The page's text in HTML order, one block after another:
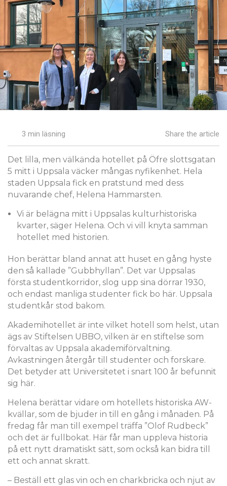
3 min läsning Share the article
Det lilla, men välkända hotellet på Öfre slottsgatan
5 mitt i Uppsala väcker mångas nyfikenhet. Hela
staden Uppsala fick en pratstund med dess
nuvarande chef, Helena Hammarsten.
Vi är belägna mitt i Uppsalas kulturhistoriska
kvarter, säger Helena. Och vi vill knyta samman
hotellet med historien.
Hon berättar bland annat att huset en gång hyste
den så kallade ”Gubbhyllan”. Det var Uppsalas
första studentkorridor, slog upp sina dörrar 1930,
och endast manliga studenter fick bo här. Uppsala
studentkår stod bakom.
Akademihotellet är inte vilket hotell som helst, utan
ägs av Stiftelsen UBBO, vilken är en stiftelse som
förvaltas av Uppsala akademiförvaltning.
Avkastningen återgår till studenter och forskare.
Det betyder att Universitetet i snart 100 år befunnit
sig här.
Helena berättar vidare om hotellets historiska AW-
kvällar, som de bjuder in till en gång i månaden. På
fredag får man till exempel träffa ”Olof Rudbeck”
och det är fullbokat. Här får man uppleva historia
på ett nytt dramatiskt sätt, som också kan bidra till
ett och annat skratt.
– Beställ ett glas vin och en charkbricka och njut av